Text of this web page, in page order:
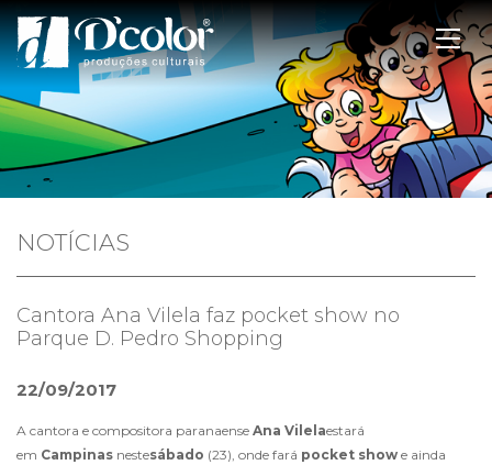
NOTÍCIAS
Cantora Ana Vilela faz pocket show no
Parque D. Pedro Shopping
22/09/2017
A cantora e compositora paranaense Ana Vilelaestará
em Campinas nestesábado (23), onde fará pocket show e ainda